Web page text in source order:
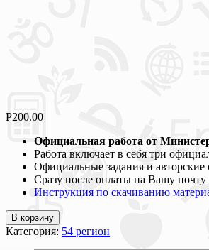
Р200.00
Официальная работа от
Работа включает в себя три
Официальные задания и авторские
Сразу после оплаты на Вашу почту
Инструкция по скачиванию
В корзину
Категория: 54 регион